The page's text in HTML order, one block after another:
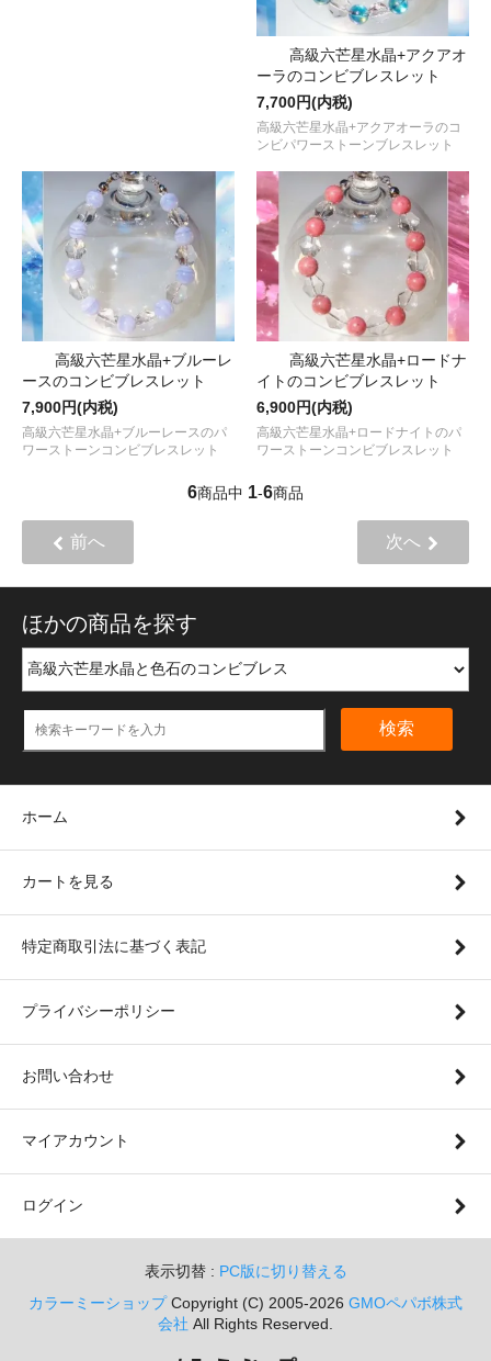
高級六芒星水晶+アクアオ
ーラのコンビブレスレット
7,700円(内税)
高級六芒星水晶+アクアオーラのコ
ンビパワーストーンブレスレット
高級六芒星水晶+ブルーレ
ースのコンビブレスレット
7,900円(内税)
高級六芒星水晶+ブルーレースのパ
ワーストーンコンビブレスレット
高級六芒星水晶+ロードナ
イトのコンビブレスレット
6,900円(内税)
高級六芒星水晶+ロードナイトのパ
ワーストーンコンビブレスレット
6商品中 1-6商品
前へ 次へ
ほかの商品を探す
検索
ホーム
カートを見る
特定商取引法に基づく表記
プライバシーポリシー
お問い合わせ
マイアカウント
ログイン
表示切替 : PC版に切り替える
カラーミーショップCopyright (C) 2005-2026 GMOペパボ株式
会社 All Rights Reserved.